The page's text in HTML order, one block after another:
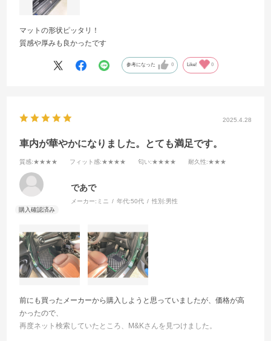
マットの形状ピッタリ！
質感や厚みも良かったです
参考になった 0 Like! 0
2025.4.28
車内が華やかになりました。とても満足です。
質感:★★★★ フィット感:★★★★ 匂い:★★★★ 耐久性:★★★
であで
メーカー: ミニ 年代:50代 性別:男性
前にも買ったメーカーから購入しようと思っていましたが、価格が高
かったので、
再度ネット検索していたところ、M&Kさんを見つけました。